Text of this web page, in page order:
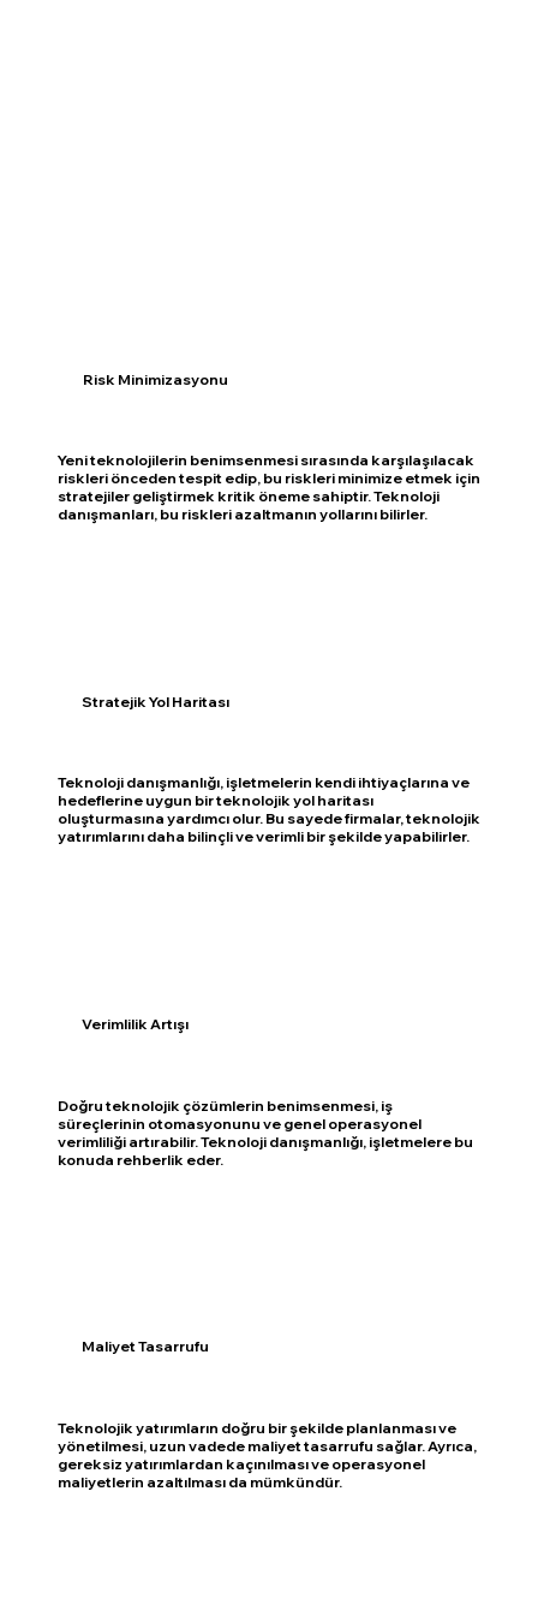
Stratejik Yol Haritası
Teknoloji danışmanlığı, işletmelerin kendi ihtiyaçlarına ve
hedeflerine uygun bir teknolojik yol haritası
oluşturmasına yardımcı olur. Bu sayede firmalar, teknolojik
yatırımlarını daha bilinçli ve verimli bir şekilde yapabilirler.
Risk Minimizasyonu
Yeni teknolojilerin benimsenmesi sırasında karşılaşılacak
riskleri önceden tespit edip, bu riskleri minimize etmek için
stratejiler geliştirmek kritik öneme sahiptir. Teknoloji
danışmanları, bu riskleri azaltmanın yollarını bilirler.
Verimlilik Artışı
Doğru teknolojik çözümlerin benimsenmesi, iş
süreçlerinin otomasyonunu ve genel operasyonel
verimliliği artırabilir. Teknoloji danışmanlığı, işletmelere bu
konuda rehberlik eder.
Maliyet Tasarrufu
Teknolojik yatırımların doğru bir şekilde planlanması ve
yönetilmesi, uzun vadede maliyet tasarrufu sağlar. Ayrıca,
gereksiz yatırımlardan kaçınılması ve operasyonel
maliyetlerin azaltılması da mümkündür.